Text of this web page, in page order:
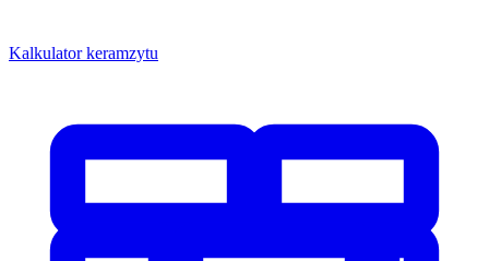
Kalkulator keramzytu